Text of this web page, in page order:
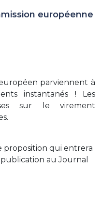
européenne
parviennent à
instantanés ! Les
sur le virement
proposition qui entrera
au Journal